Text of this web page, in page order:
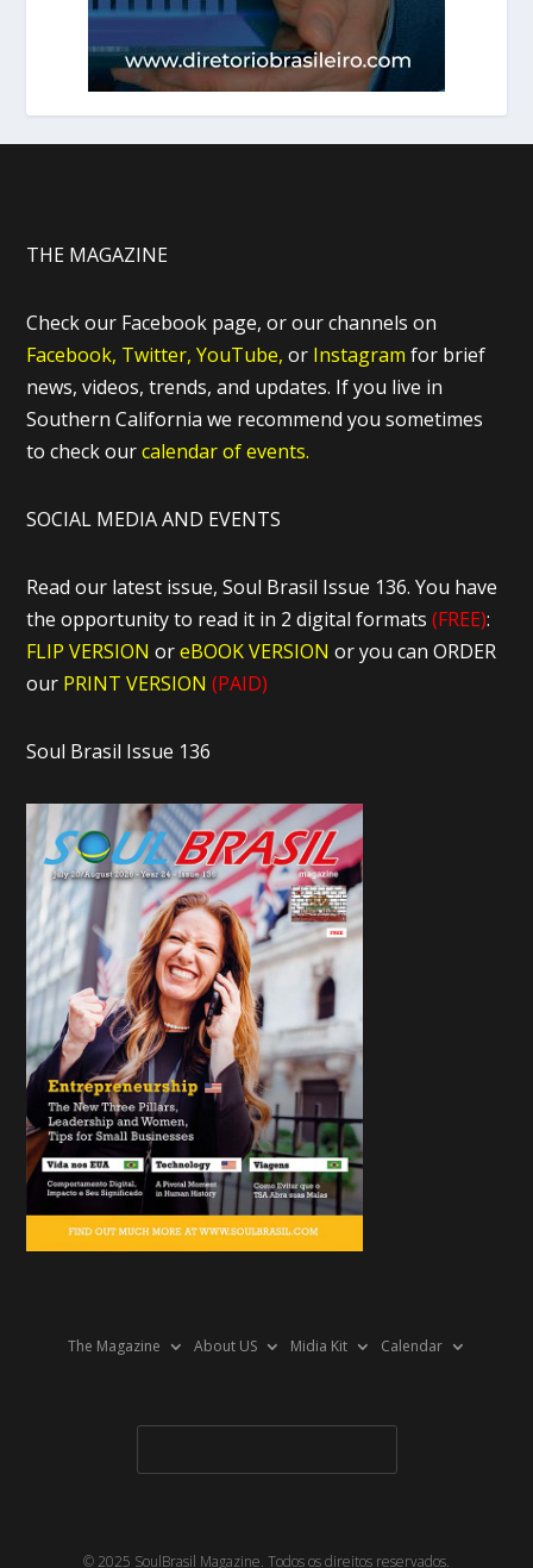
THE MAGAZINE
Check our Facebook page, or our channels on
Facebook, Twitter, YouTube, or Instagram for brief
news, videos, trends, and updates. If you live in
Southern California we recommend you sometimes
to check ourcalendar of events.
SOCIAL MEDIA AND EVENTS
Read our latest issue, Soul Brasil Issue 136. You have
the opportunity to read it in 2 digital formats(FREE):
FLIP VERSION oreBOOK VERSIONor you can ORDER
our PRINT VERSION (PAID)
Soul Brasil Issue 136
The Magazine About US Midia Kit Calendar
© 2025 SoulBrasil Magazine. Todos os direitos reservados.